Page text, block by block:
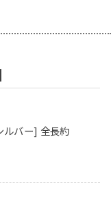
ルバー] 全長約